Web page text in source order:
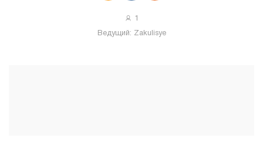
1
Ведущий: Zakulisye